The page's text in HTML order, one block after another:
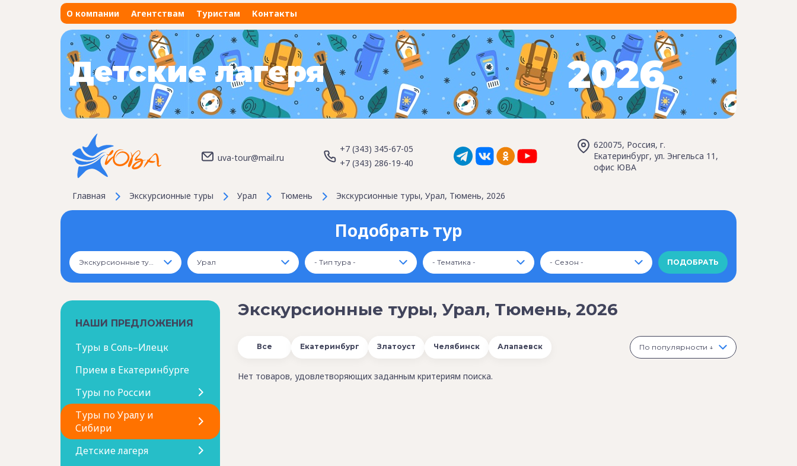
О компании Агентствам Туристам Контакты
Детские лагеря 2026
uva-tour@mail.ru
+7 (343) 345-67-05
+7 (343) 286-19-40
620075, Россия, г.
Екатеринбург, ул. Энгельса 11,
офис ЮВА
Главная Экскурсионные туры Урал Тюмень Экскурсионные туры, Урал, Тюмень, 2026
Подобрать тур
Экскурсионные туры Урал - Тип тура - - Тематика - - Сезон -
НАШИ ПРЕДЛОЖЕНИЯ
Туры в Соль–Илецк
Прием в Екатеринбурге
Туры по России
Туры по Уралу и
Сибири
Детские лагеря
Экскурсионные туры, Урал, Тюмень, 2026
Все Екатеринбург Златоуст Челябинск Алапаевск По популярности ↓
Нет товаров, удовлетворяющих заданным критериям поиска.